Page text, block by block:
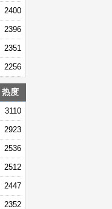
2400
2396
2351
2256
热度
3110
2923
2536
2512
2447
2352